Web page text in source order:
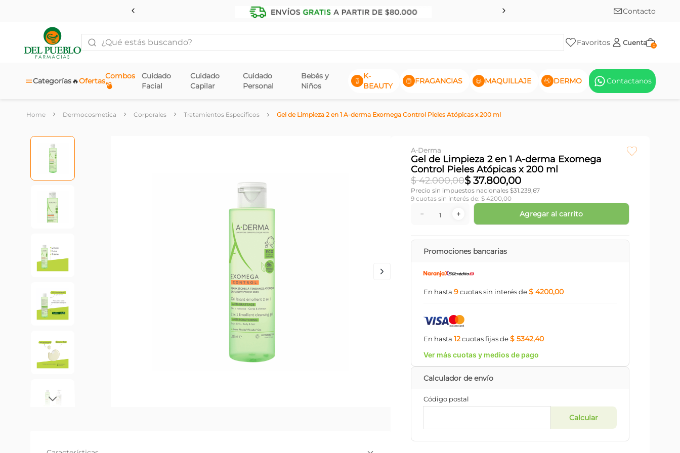
Contacto
¿Qué estás buscando?
Favoritos Cuenta 0
Categorías Ofertas
🔥
Combos
💣
Cuidado
Facial
Cuidado
Capilar
Cuidado
Personal
Bebés y
Niños
K-
BEAUTY
FRAGANCIAS MAQUILLAJE DERMO Contactanos
Dermocosmetica Corporales Tratamientos Especificos Gel de Limpieza 2 en 1 A-derma Exomega Control Pieles Atópicas x 200 ml
A-Derma
Gel de Limpieza 2 en 1 A-derma Exomega
Control Pieles Atópicas x 200 ml
$ 42.000,00$ 37.800,00
Precio sin impuestos nacionales $31.239,67
9cuotas sin interés de: $ 4200,00
＋
－ Agregar al carrito
Promociones bancarias
En hasta 9cuotassin interésde$ 4200,00
En hasta 12cuotasfijasde$ 5342,40
Ver más cuotas y medios de pago
Código postal